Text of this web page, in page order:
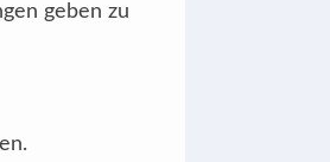
geben zu